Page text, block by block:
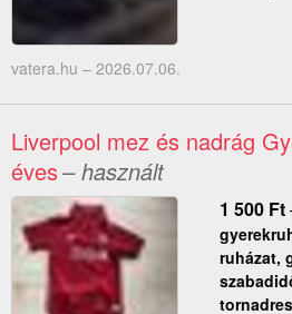
vatera.hu – 2026.07.06.
Liverpool mez és nadrág
éves– használt
1 500 Ft
ruházat,